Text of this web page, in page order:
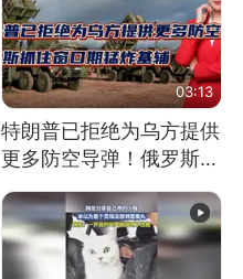
03:13
特朗普已拒绝为乌方提供
更多防空导弹！俄罗斯抓
住窗口期猛炸基辅